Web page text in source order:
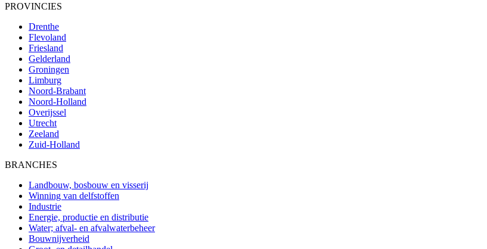
PROVINCIES
Drenthe
Flevoland
Friesland
Gelderland
Groningen
Limburg
Noord-Brabant
Noord-Holland
Overijssel
Utrecht
Zeeland
Zuid-Holland
BRANCHES
Landbouw, bosbouw en visserij
Winning van delfstoffen
Industrie
Energie, productie en distributie
Water; afval- en afvalwaterbeheer
Bouwnijverheid